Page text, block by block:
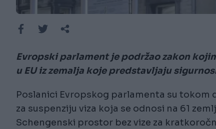
Evropski parlament je podržao zakon
u EU iz zemalja koje predstavljaju
Poslanici Evropskog parlamenta su tokom
za suspenziju viza koja se odnosi na 61
Schengenski prostor bez vize za